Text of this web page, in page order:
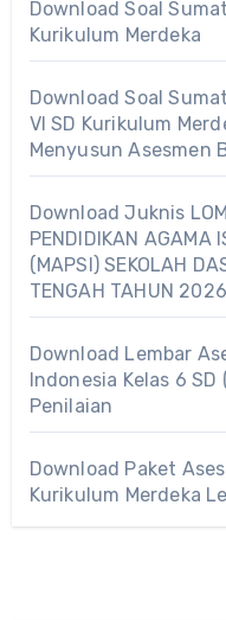
Download Soal
Kurikulum Merdeka
Download Soal
VI SD Kurikulum
Menyusun Asesmen
Download Juknis
PENDIDIKAN AGAMA
(MAPSI) SEKOLAH
TENGAH TAHUN 2026
Download Lembar
Indonesia Kelas 6 SD
Penilaian
Download Paket
Kurikulum Merdeka